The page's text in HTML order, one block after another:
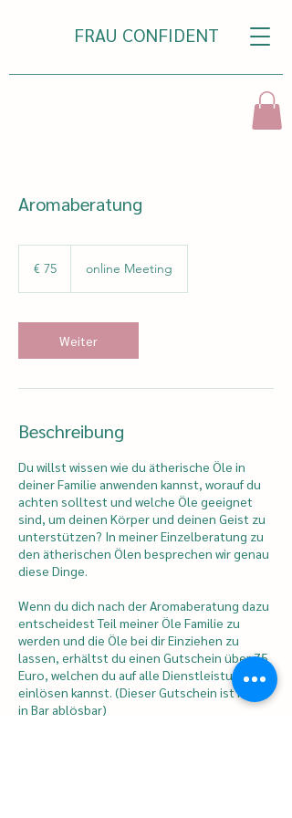
FRAU CONFIDENT
Aromaberatung
€ 75 online Meeting
Weiter
Beschreibung
Du willst wissen wie du ätherische Öle in
deiner Familie anwenden kannst, worauf du
achten solltest und welche Öle geeignet
sind, um deinen Körper und deinen Geist zu
unterstützen? In meiner Einzelberatung zu
den ätherischen Ölen besprechen wir genau
diese Dinge.
Wenn du dich nach der Aromaberatung dazu
entscheidest Teil meiner Öle Familie zu
werden und die Öle bei dir Einziehen zu
lassen, erhältst du einen Gutschein über 75
Euro, welchen du auf alle Dienstleistungen
einlösen kannst. (Dieser Gutschein ist nicht
in Bar ablösbar)